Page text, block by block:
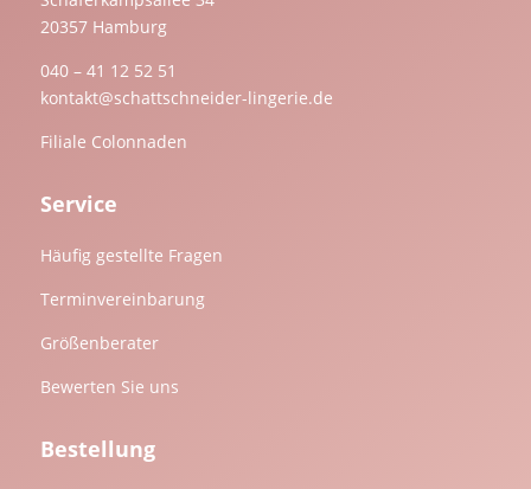
20357 Hamburg
040 – 41 12 52 51
kontakt@schattschneider-lingerie.de
Filiale Colonnaden
Service
Häufig gestellte Fragen
Terminvereinbarung
Größenberater
Bewerten Sie uns
Bestellung